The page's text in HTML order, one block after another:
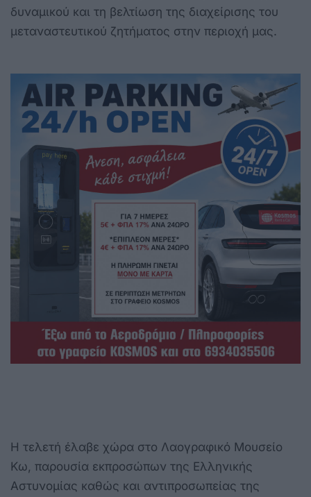
δυναμικού και τη βελτίωση της διαχείρισης του
μεταναστευτικού ζητήματος στην περιοχή μας.
Η τελετή έλαβε χώρα στο Λαογραφικό Μουσείο
Κω, παρουσία εκπροσώπων της Ελληνικής
Αστυνομίας καθώς και αντιπροσωπείας της